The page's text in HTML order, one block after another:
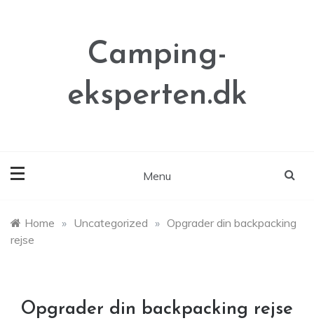
Camping-
eksperten.dk
Menu
Home » Uncategorized » Opgrader din backpacking
rejse
Opgrader din backpacking rejse